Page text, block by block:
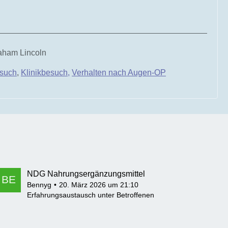
Lincoln
, Klinikbesuch, Verhalten nach Augen-OP
NDG Nahrungsergänzungsmittel
Bennyg
20. März 2026 um 21:10
Erfahrungsaustausch unter Betroffenen